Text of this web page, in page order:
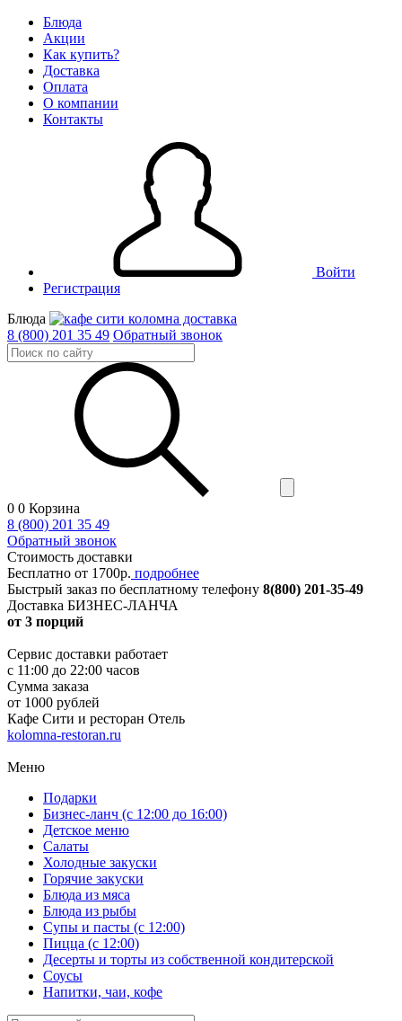
Блюда
Акции
Как купить?
Доставка
Оплата
О компании
Контакты
Войти
Регистрация
Блюда
8 (800) 201 35 49 Обратный звонок
0 0 Корзина
8 (800) 201 35 49
Обратный звонок
Стоимость доставки
Бесплатно от 1700р. подробнее
Быстрый заказ по бесплатному телефону 8(800) 201-35-49
Доставка БИЗНЕС-ЛАНЧА
от 3 порций
Сервис доставки работает
с 11:00 до 22:00 часов
Сумма заказа
от 1000 рублей
Кафе Сити и ресторан Отель
kolomna-restoran.ru
Меню
Подарки
Бизнес-ланч (с 12:00 до 16:00)
Детское меню
Салаты
Холодные закуски
Горячие закуски
Блюда из мяса
Блюда из рыбы
Супы и пасты (с 12:00)
Пицца (с 12:00)
Десерты и торты из собственной кондитерской
Соусы
Напитки, чаи, кофе